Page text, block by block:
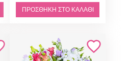
ΠΡΟΣΘΉΚΗ ΣΤΟ ΚΑΛΆΘΙ